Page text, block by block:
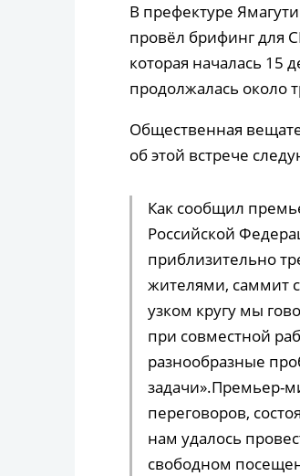
В префектуре
провёл брифинг для
которая началась 15
продолжалась около
Общественная
об этой встрече
Как сообщил
Российской
приблизительно
жителями, саммит
узком кругу мы
при совместной
разнообразные
задачи».Премьер-
переговоров,
нам удалось
свободном